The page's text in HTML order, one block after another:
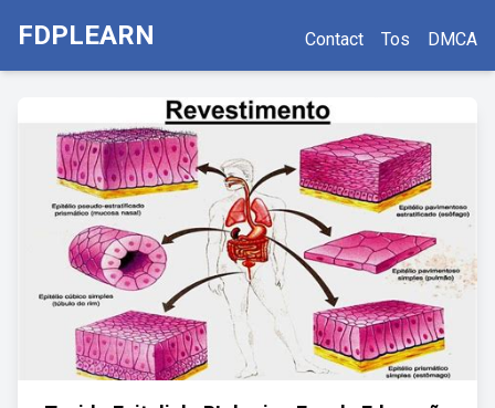
FDPLEARN Contact Tos DMCA